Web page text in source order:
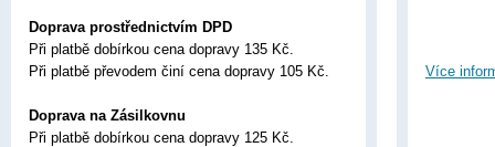
Doprava prostřednictvím DPD
Při platbě dobírkou cena dopravy 135 Kč.
Při platbě převodem činí cena dopravy 105 Kč.
Doprava na Zásilkovnu
Při platbě dobírkou cena dopravy 125 Kč.
Více